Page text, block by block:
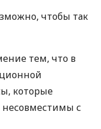
чтобы так
тем, что в
которые
несовместимы с